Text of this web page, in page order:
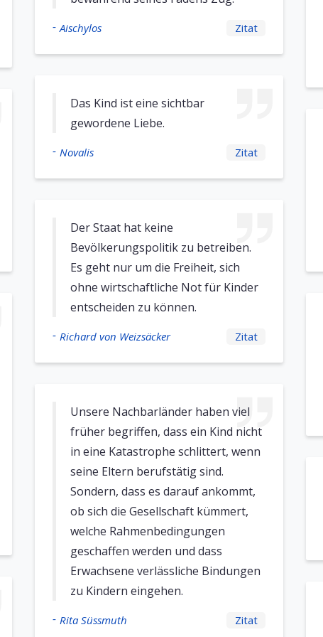
- Aischylos Zitat
Das Kind ist eine sichtbar
gewordene Liebe.
- Novalis Zitat
Der Staat hat keine
Bevölkerungspolitik zu betreiben.
Es geht nur um die Freiheit, sich
ohne wirtschaftliche Not für Kinder
entscheiden zu können.
- Richard von Weizsäcker Zitat
Unsere Nachbarländer haben viel
früher begriffen, dass ein Kind nicht
in eine Katastrophe schlittert, wenn
seine Eltern berufstätig sind.
Sondern, dass es darauf ankommt,
ob sich die Gesellschaft kümmert,
welche Rahmenbedingungen
geschaffen werden und dass
Erwachsene verlässliche Bindungen
zu Kindern eingehen.
- Rita Süssmuth Zitat